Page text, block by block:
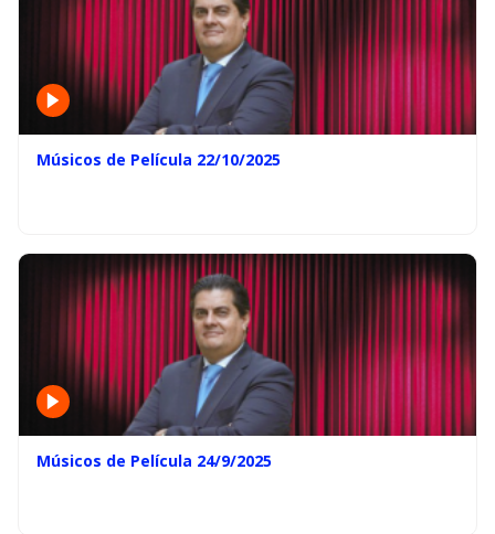
Músicos de Película 22/10/2025
Músicos de Película 24/9/2025